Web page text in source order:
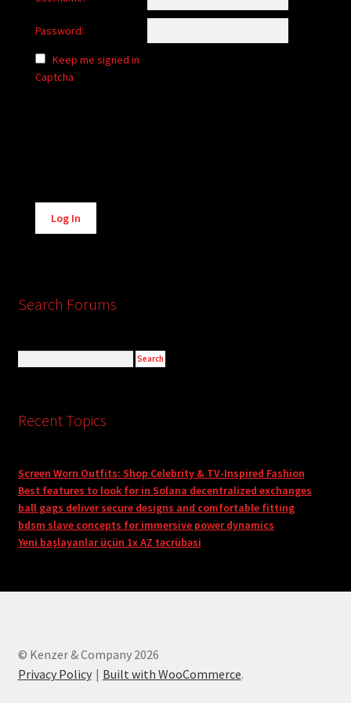
Password:
Keep me signed in
Captcha
Alternative:
Log In
Search Forums
Recent Topics
Screen Worn Outfits: Shop Celebrity & TV-Inspired Fashion
Best features to look for in Solana decentralized exchanges
ball gags deliver secure designs and comfortable fitting
bdsm slave concepts for immersive power dynamics
Yeni başlayanlar üçün 1x AZ təcrübəsi
© Kenzer & Company 2026
Privacy Policy
Built with WooCommerce.